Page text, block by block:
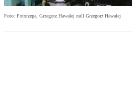
Foto: Fotorzepa, Grzegorz Hawalej null Grzegorz Hawalej